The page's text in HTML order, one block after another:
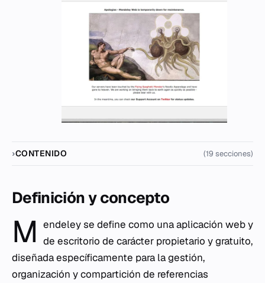
CONTENIDO (19 secciones)
Definición y concepto
M endeley se define como una aplicación web y
de escritorio de carácter propietario y gratuito,
diseñada específicamente para la gestión,
organización y compartición de referencias